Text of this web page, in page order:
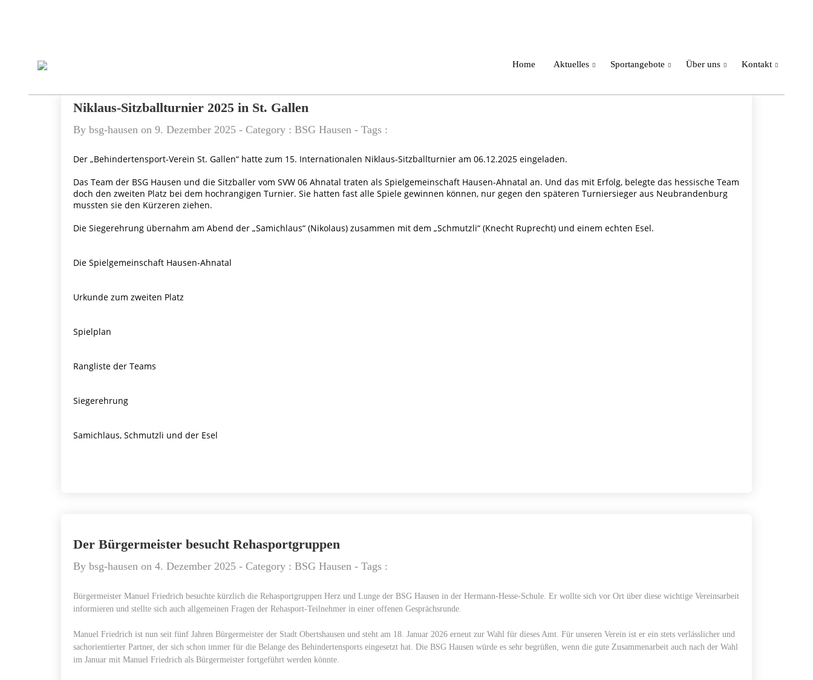
Home Aktuelles Sportangebote Über uns Kontakt
Niklaus-Sitzballturnier 2025 in St. Gallen
By bsg-hausenon 9. Dezember 2025 - Category : BSG Hausen - Tags :
Der „Behindertensport-Verein St. Gallen“ hatte zum 15. Internationalen Niklaus-Sitzballturnier am 06.12.2025 eingeladen.
Das Team der BSG Hausen und die Sitzballer vom SVW 06 Ahnatal traten als Spielgemeinschaft Hausen-Ahnatal an. Und das mit Erfolg, belegte das hessische Team
doch den zweiten Platz bei dem hochrangigen Turnier. Sie hatten fast alle Spiele gewinnen können, nur gegen den späteren Turniersieger aus Neubrandenburg
mussten sie den Kürzeren ziehen.
Die Siegerehrung übernahm am Abend der „Samichlaus“ (Nikolaus) zusammen mit dem „Schmutzli“ (Knecht Ruprecht) und einem echten Esel.
Die Spielgemeinschaft Hausen-Ahnatal
Urkunde zum zweiten Platz
Spielplan
Rangliste der Teams
Siegerehrung
Samichlaus, Schmutzli und der Esel
Der Bürgermeister besucht Rehasportgruppen
By bsg-hausenon 4. Dezember 2025 - Category : BSG Hausen - Tags :
Bürgermeister Manuel Friedrich besuchte kürzlich die Rehasportgruppen Herz und Lunge der BSG Hausen in der Hermann-Hesse-Schule. Er wollte sich vor Ort über diese wichtige Vereinsarbeit
informieren und stellte sich auch allgemeinen Fragen der Rehasport-Teilnehmer in einer offenen Gesprächsrunde.
Manuel Friedrich ist nun seit fünf Jahren Bürgermeister der Stadt Obertshausen und steht am 18. Januar 2026 erneut zur Wahl für dieses Amt. Für unseren Verein ist er ein stets verlässlicher und
sachorientierter Partner, der sich schon immer für die Belange des Behindertensports eingesetzt hat. Die BSG Hausen würde es sehr begrüßen, wenn die gute Zusammenarbeit auch nach der Wahl
im Januar mit Manuel Friedrich als Bürgermeister fortgeführt werden könnte.